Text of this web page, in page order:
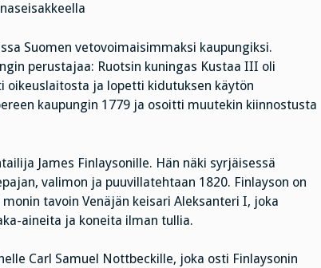
Suomen vetovoimaisimmaksi kaupungiksi.
perustajaa: Ruotsin kuningas Kustaa III oli
ja lopetti kidutuksen käytön
kaupungin 1779 ja osoitti muutekin kiinnostusta
James Finlaysonille. Hän näki syrjäisessä
valimon ja puuvillatehtaan 1820. Finlayson on
tavoin Venäjän keisari Aleksanteri I, joka
aineita ja koneita ilman tullia.
Carl Samuel Nottbeckille, joka osti Finlaysonin